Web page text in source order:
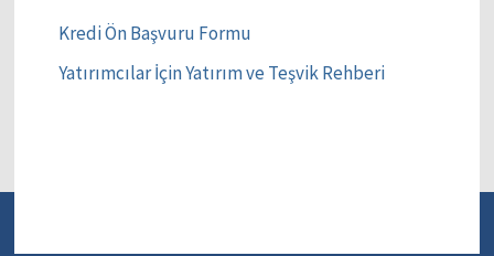
Kredi Ön Başvuru Formu
Yatırımcılar İçin Yatırım ve Teşvik Rehberi